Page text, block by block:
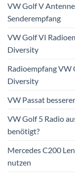
VW Golf V
Senderempfang
VW Golf VI
Diversity
Radioempfang VW
Diversity
VW Passat
VW Golf 5 Radio
benötigt?
Mercedes C200
nutzen